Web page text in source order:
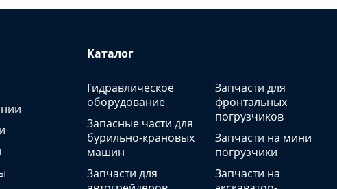
Каталог
Гидравлическое
оборудование
Запасные части для
бурильно-крановых
машин
Запчасти для
Запчасти для
фронтальных
погрузчиков
Запчасти на мини
погрузчики
Запчасти на